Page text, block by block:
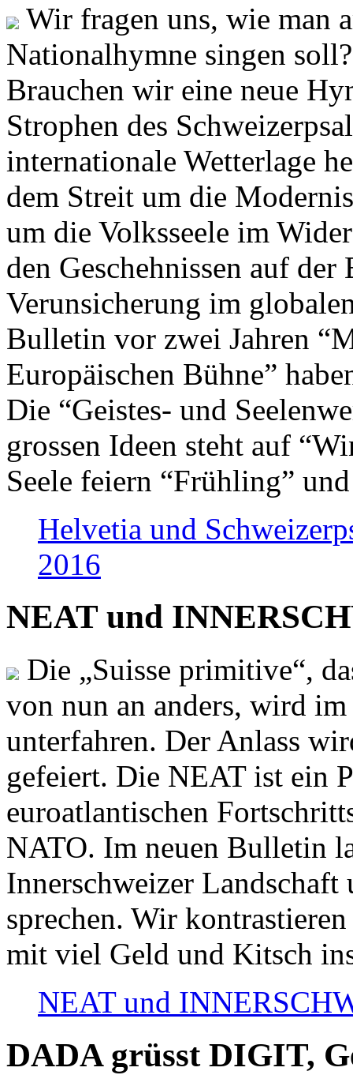
Wir fragen uns, wie man
Nationalhymne singen
Brauchen wir eine neue
Strophen des
internationale Wetterlage
dem Streit um die
um die Volksseele im
den Geschehnissen auf
Verunsicherung im
Bulletin vor zwei Jahren
Europäischen Bühne”
Die “Geistes- und
grossen Ideen steht auf
Seele feiern “Frühling”
Helvetia und
2016
NEAT und
Die „Suisse primitive“,
von nun an anders, wird
unterfahren. Der Anlass
gefeiert. Die NEAT ist ein
euroatlantischen
NATO. Im neuen Bulletin
Innerschweizer
sprechen. Wir
mit viel Geld und Kitsch
NEAT und
DADA grüsst DIGIT,